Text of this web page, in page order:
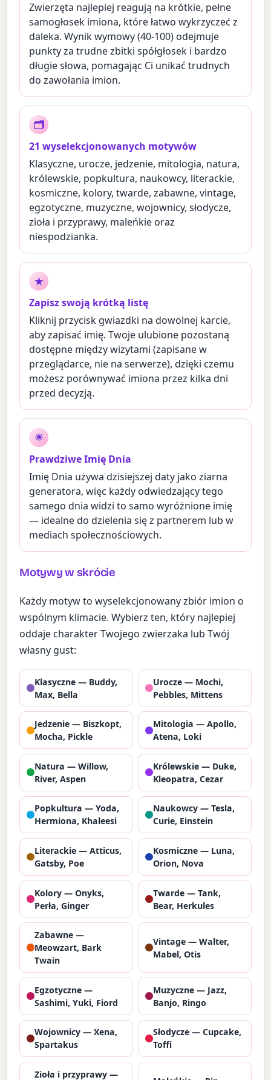
Zwierzęta najlepiej reagują na krótkie, pełne
samogłosek imiona, które łatwo wykrzyczeć z
daleka. Wynik wymowy (40-100) odejmuje
punkty za trudne zbitki spółgłosek i bardzo
długie słowa, pomagając Ci unikać trudnych
do zawołania imion.
🗂
21 wyselekcjonowanych motywów
Klasyczne, urocze, jedzenie, mitologia, natura,
królewskie, popkultura, naukowcy, literackie,
kosmiczne, kolory, twarde, zabawne, vintage,
egzotyczne, muzyczne, wojownicy, słodycze,
zioła i przyprawy, maleńkie oraz
niespodzianka.
★
Zapisz swoją krótką listę
Kliknij przycisk gwiazdki na dowolnej karcie,
aby zapisać imię. Twoje ulubione pozostaną
dostępne między wizytami (zapisane w
przeglądarce, nie na serwerze), dzięki czemu
możesz porównywać imiona przez kilka dni
przed decyzją.
☀
Prawdziwe Imię Dnia
Imię Dnia używa dzisiejszej daty jako ziarna
generatora, więc każdy odwiedzający tego
samego dnia widzi to samo wyróżnione imię
— idealne do dzielenia się z partnerem lub w
mediach społecznościowych.
Motywy w skrócie
Każdy motyw to wyselekcjonowany zbiór imion o
wspólnym klimacie. Wybierz ten, który najlepiej
oddaje charakter Twojego zwierzaka lub Twój
własny gust:
Klasyczne — Buddy,
Max, Bella
Urocze — Mochi,
Pebbles, Mittens
Jedzenie — Biszkopt,
Mocha, Pickle
Mitologia — Apollo,
Atena, Loki
Natura — Willow,
River, Aspen
Królewskie — Duke,
Kleopatra, Cezar
Popkultura — Yoda,
Hermiona, Khaleesi
Naukowcy — Tesla,
Curie, Einstein
Literackie — Atticus,
Gatsby, Poe
Kosmiczne — Luna,
Orion, Nova
Kolory — Onyks,
Perła, Ginger
Twarde — Tank,
Bear, Herkules
Zabawne —
Meowzart, Bark
Twain
Vintage — Walter,
Mabel, Otis
Egzotyczne —
Sashimi, Yuki, Fiord
Muzyczne — Jazz,
Banjo, Ringo
Wojownicy — Xena,
Spartakus
Słodycze — Cupcake,
Toffi
Zioła i przyprawy —